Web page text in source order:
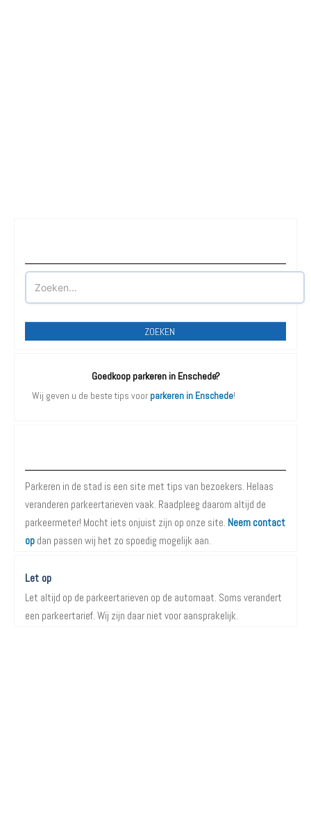
ZOEKEN
Goedkoop parkeren in Enschede?
Wij geven u de beste tips voor parkeren in Enschede!
Parkeren in de stad is een site met tips van bezoekers. Helaas
veranderen parkeertarieven vaak. Raadpleeg daarom altijd de
parkeermeter! Mocht iets onjuist zijn op onze site. Neem contact
op dan passen wij het zo spoedig mogelijk aan.
Let op
Let altijd op de parkeertarieven op de automaat. Soms verandert
een parkeertarief. Wij zijn daar niet voor aansprakelijk.